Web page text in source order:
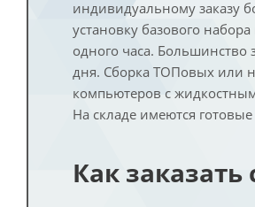
индивидуальному заказу
установку базового
одного часа.
дня. Сборка ТОПовых или
компьютеров с
На складе имеются
Как